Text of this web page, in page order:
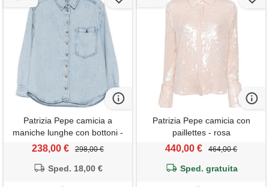
Patrizia Pepe camicia a
maniche lunghe con bottoni -
blu
238,00 € 298,00 €
Sped. 18,00 €
Patrizia Pepe camicia con
paillettes - rosa
440,00 € 464,00 €
Sped. gratuita